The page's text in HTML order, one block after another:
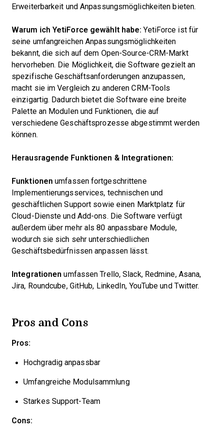
Erweiterbarkeit und Anpassungsmöglichkeiten bieten.
Warum ich YetiForce gewählt habe: YetiForce ist für
seine umfangreichen Anpassungsmöglichkeiten
bekannt, die sich auf dem Open-Source-CRM-Markt
hervorheben. Die Möglichkeit, die Software gezielt an
spezifische Geschäftsanforderungen anzupassen,
macht sie im Vergleich zu anderen CRM-Tools
einzigartig. Dadurch bietet die Software eine breite
Palette an Modulen und Funktionen, die auf
verschiedene Geschäftsprozesse abgestimmt werden
können.
Herausragende Funktionen & Integrationen:
Funktionen umfassen fortgeschrittene
Implementierungsservices, technischen und
geschäftlichen Support sowie einen Marktplatz für
Cloud-Dienste und Add-ons. Die Software verfügt
außerdem über mehr als 80 anpassbare Module,
wodurch sie sich sehr unterschiedlichen
Geschäftsbedürfnissen anpassen lässt.
Integrationen umfassen Trello, Slack, Redmine, Asana,
Jira, Roundcube, GitHub, LinkedIn, YouTube und Twitter.
Pros and Cons
Pros:
Hochgradig anpassbar
Umfangreiche Modulsammlung
Starkes Support-Team
Cons: